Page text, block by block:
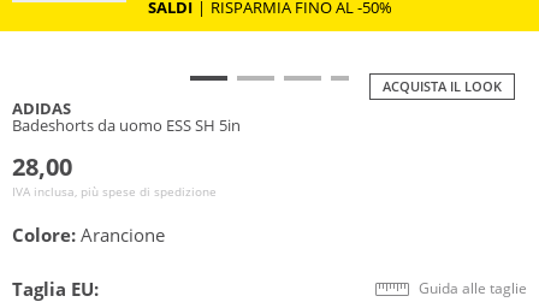
SALDI | RISPARMIA FINO AL -50%
ACQUISTA IL LOOK
ADIDAS
Badeshorts da uomo ESS SH 5in
28,00
IVA inclusa, più spese di spedizione
Colore: Arancione
Taglia EU: Guida alle taglie